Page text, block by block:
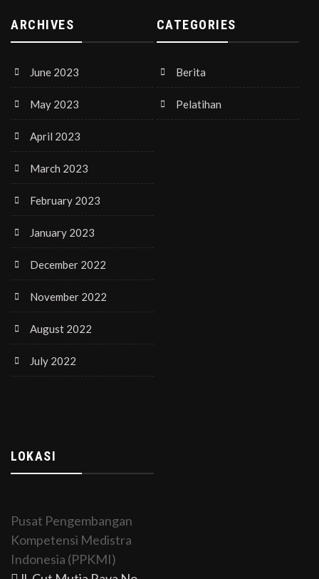
ARCHIVES
June 2023
May 2023
April 2023
March 2023
February 2023
January 2023
December 2022
November 2022
August 2022
July 2022
CATEGORIES
Berita
Pelatihan
LOKASI
Pusat Pengembangan
Kompetensi Medistra
Indonesia (PPKMI)